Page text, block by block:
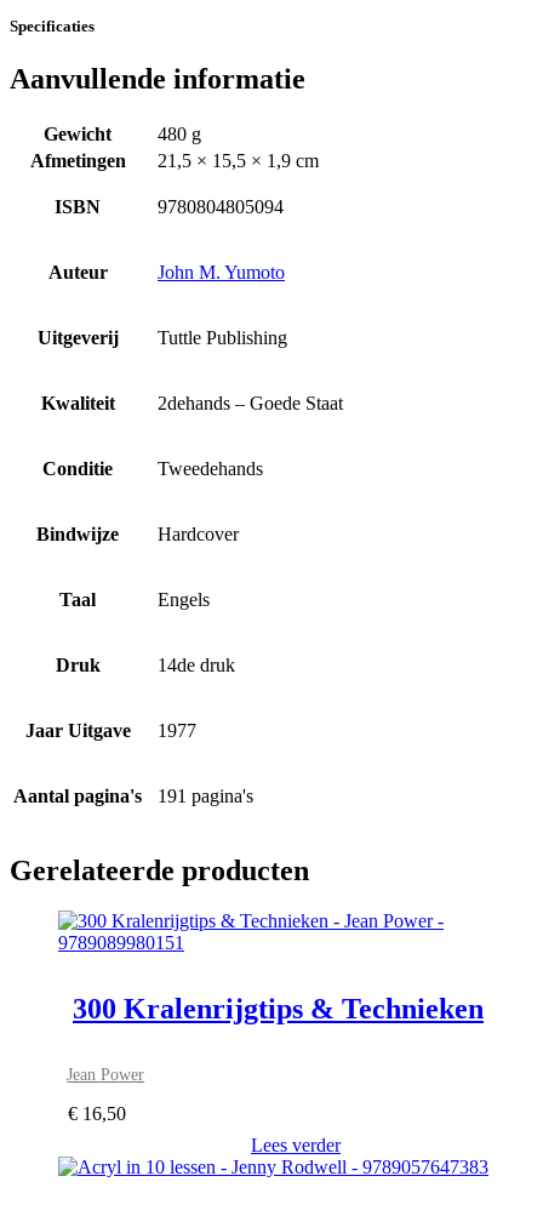
Specificaties
Aanvullende informatie
Gewicht
480 g
Afmetingen
21,5 × 15,5 × 1,9 cm
ISBN 9780804805094
Auteur John M. Yumoto
Uitgeverij Tuttle Publishing
Kwaliteit 2dehands – Goede Staat
Conditie Tweedehands
Bindwijze Hardcover
Taal Engels
Druk 14de druk
Jaar Uitgave 1977
Aantal pagina's 191 pagina's
Gerelateerde producten
300 Kralenrijgtips & Technieken
Jean Power
€ 16,50
Lees verder